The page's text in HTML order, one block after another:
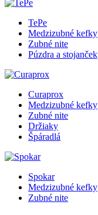
TePe
Medzizubné kefky
Zubné nite
Púzdra a
Curaprox
Medzizubné kefky
Zubné nite
Držiaky
Špáradlá
Spokar
Medzizubné kefky
Zubné nite